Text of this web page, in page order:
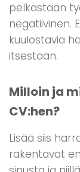
pelkästään
negatiivinen.
kuulostavia
itsestään.
Milloin ja
CV:hen?
Lisää siis
rakentavat